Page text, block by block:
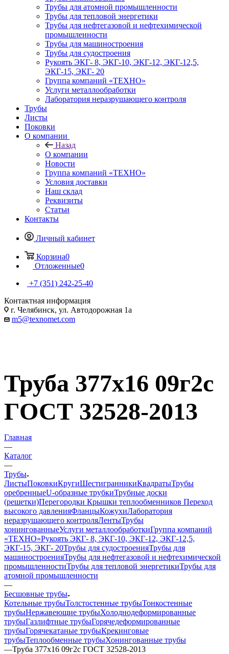
Трубы для атомной промышленности
Трубы для тепловой энергетики
Трубы для нефтегазовой и нефтехимической
промышленности
Трубы для машиностроения
Трубы для судостроения
Рукоять ЭКГ- 8, ЭКГ-10, ЭКГ-12, ЭКГ-12,5,
ЭКГ-15, ЭКГ- 20
Группа компаний «ТЕХНО»
Услуги металлообработки
Лаборатория неразрушающего контроля
Трубы
Листы
Поковки
О компании
Назад
О компании
Новости
Группа компаний «ТЕХНО»
Условия доставки
Наш склад
Реквизиты
Статьи
Контакты
Личный кабинет
Корзина0
Отложенные0
+7 (351) 242-25-40
Контактная информация
г. Челябинск, ул. Автодорожная 1а
m5@texnomet.com
Труба 377х16 09г2с
ГОСТ 32528-2013
Главная
—
Каталог
—
Трубы
ЛистыПоковкиКругиШестигранникиКвадратыТрубы
оребренныеU-образные трубкиТрубные доски
(решетки)Перегородки Крышки теплообменников Переход
высокого давленияФланцыКожухиЛаборатория
неразрушающего контроляЛентыТрубы
хонингованныеУслуги металлообработкиГруппа компаний
«ТЕХНО»Рукоять ЭКГ- 8, ЭКГ-10, ЭКГ-12, ЭКГ-12,5,
ЭКГ-15, ЭКГ- 20Трубы для судостроенияТрубы для
машиностроенияТрубы для нефтегазовой и нефтехимической
промышленностиТрубы для тепловой энергетикиТрубы для
атомной промышленности
—
Бесшовные трубы
Котельные трубыТолстостенные трубыТонкостенные
трубыНержавеющие трубыХолоднодеформированные
трубыГазлифтные трубыГорячедеформированные
трубыГорячекатаные трубыКрекинговые
трубыТеплообменные трубыХонингованные трубы
—Труба 377х16 09г2с ГОСТ 32528-2013